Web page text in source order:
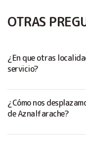
OTRAS
¿En que otras
servicio?
¿Cómo nos
de Aznalfarache?